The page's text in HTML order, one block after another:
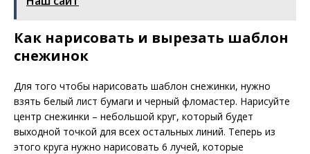
Как нарисовать и вырезать шаблон
снежинок
Для того чтобы нарисовать шаблон снежинки, нужно
взять белый лист бумаги и черный фломастер. Нарисуйте
центр снежинки – небольшой круг, который будет
выходной точкой для всех остальных линий. Теперь из
этого круга нужно нарисовать 6 лучей, которые